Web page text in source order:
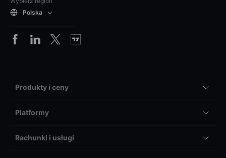
Polska
Produkty i ceny
Platformy
Rachunki i usługi